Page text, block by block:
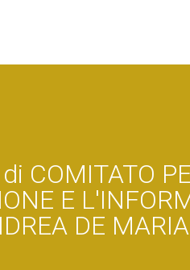
COMITATO
E
DE MARIA